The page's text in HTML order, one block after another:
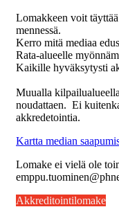
Lomakkeen voit
mennessä.
Kerro mitä mediaa
Rata-alueelle
Kaikille hyväksytysti
Muualla
noudattaen. Ei
akkredetointia.
Kartta median
Lomake ei vielä ole
Akkreditointilomake